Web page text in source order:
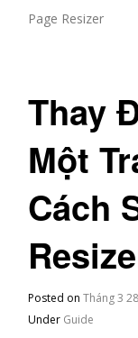
Page Resizer
Thay
Một
Cách
Posted onTháng 3
Under Guide